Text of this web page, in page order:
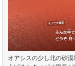
オアシスの少し北の砂